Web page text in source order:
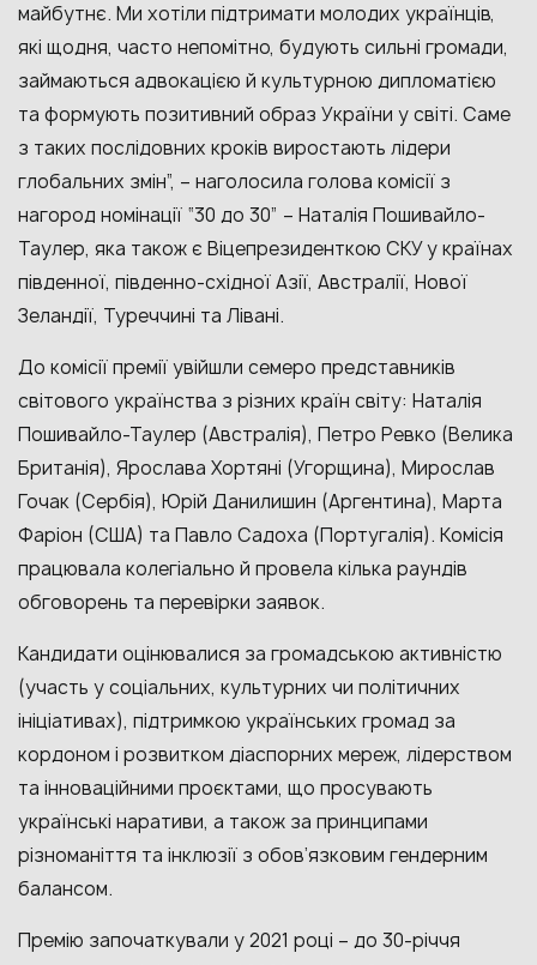
майбутнє. Ми хотіли підтримати молодих українців,
які щодня, часто непомітно, будують сильні громади,
займаються адвокацією й культурною дипломатією
та формують позитивний образ України у світі. Саме
з таких послідовних кроків виростають лідери
глобальних змін”, – наголосила голова комісії з
нагород номінації “30 до 30” – Наталія Пошивайло-
Таулер, яка також є Віцепрезиденткою СКУ у країнах
південної, південно-східної Азії, Австралії, Нової
Зеландії, Туреччині та Лівані.
До комісії премії увійшли семеро представників
світового українства з різних країн світу: Наталія
Пошивайло-Таулер (Австралія), Петро Ревко (Велика
Британія), Ярослава Хортяні (Угорщина), Мирослав
Гочак (Сербія), Юрій Данилишин (Аргентина), Марта
Фаріон (США) та Павло Садоха (Португалія). Комісія
працювала колегіально й провела кілька раундів
обговорень та перевірки заявок.
Кандидати оцінювалися за громадською активністю
(участь у соціальних, культурних чи політичних
ініціативах), підтримкою українських громад за
кордоном і розвитком діаспорних мереж, лідерством
та інноваційними проєктами, що просувають
українські наративи, а також за принципами
різноманіття та інклюзії з обов’язковим гендерним
балансом.
Премію започаткували у 2021 році – до 30-річчя